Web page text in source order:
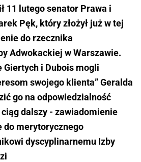
11 lutego senator Prawa i
Pęk, który złożył już w tej
do rzecznika
Adwokackiej w Warszawie.
Giertych i Dubois mogli
swojego klienta” Geralda
go na odpowiedzialność
dalszy - zawiadomienie
do merytorycznego
dyscyplinarnemu Izby